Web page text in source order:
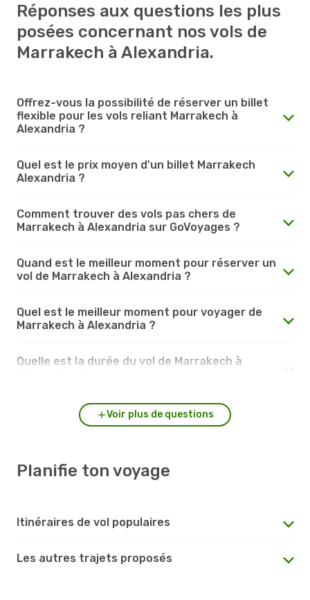
Réponses aux questions les plus
posées concernant nos vols de
Marrakech à Alexandria.
Offrez-vous la possibilité de réserver un billet
flexible pour les vols reliant Marrakech à
Alexandria ?
Quel est le prix moyen d'un billet Marrakech
Alexandria ?
Comment trouver des vols pas chers de
Marrakech à Alexandria sur GoVoyages ?
Quand est le meilleur moment pour réserver un
vol de Marrakech à Alexandria ?
Quel est le meilleur moment pour voyager de
Marrakech à Alexandria ?
Quelle est la durée du vol de Marrakech à
Voir plus de questions
Planifie ton voyage
Itinéraires de vol populaires
Les autres trajets proposés